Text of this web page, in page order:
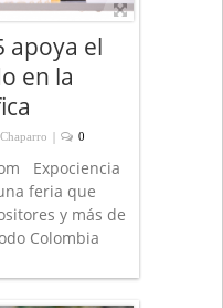
apoya el
en la
| 0
Expociencia
feria que
y más de
Colombia